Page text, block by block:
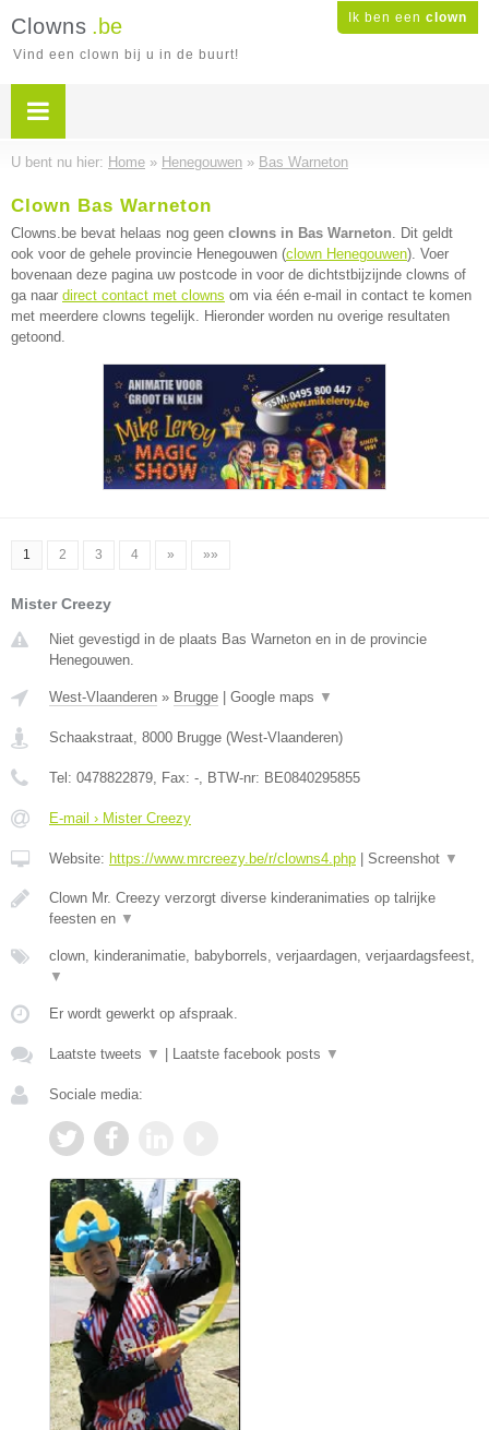
Ik ben een clown
Clowns .be
Vind een clown bij u in de buurt!
U bent nu hier: Home » Henegouwen » Bas Warneton
Clown Bas Warneton
Clowns.be bevat helaas nog geen clowns in Bas Warneton. Dit geldt
ook voor de gehele provincie Henegouwen (clown Henegouwen). Voer
bovenaan deze pagina uw postcode in voor de dichtstbijzijnde clowns of
ga naar direct contact met clowns om via één e-mail in contact te komen
met meerdere clowns tegelijk. Hieronder worden nu overige resultaten
getoond.
1 2 3 4 » »»
Mister Creezy
Niet gevestigd in de plaats Bas Warneton en in de provincie
Henegouwen.
West-Vlaanderen » Brugge Google maps ▼
Schaakstraat, 8000 Brugge (West-Vlaanderen)
Tel: 0478822879, Fax: -, BTW-nr: BE0840295855
E-mail › Mister Creezy
Website: https://www.mrcreezy.be/r/clowns4.php Screenshot ▼
Clown Mr. Creezy verzorgt diverse kinderanimaties op talrijke
feesten en ▼
clown, kinderanimatie, babyborrels, verjaardagen, verjaardagsfeest,
▼
Er wordt gewerkt op afspraak.
Laatste tweets ▼ Laatste facebook posts ▼
Sociale media: